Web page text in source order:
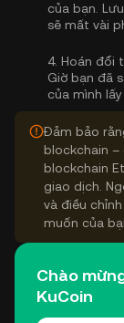
của bạn.
sẽ mất vài
4. Hoán đổi
Giờ bạn đã
của mình lấy
Đảm bảo
blockchain –
blockchain
giao dịch.
và điều
muốn của
Chào
KuCoin